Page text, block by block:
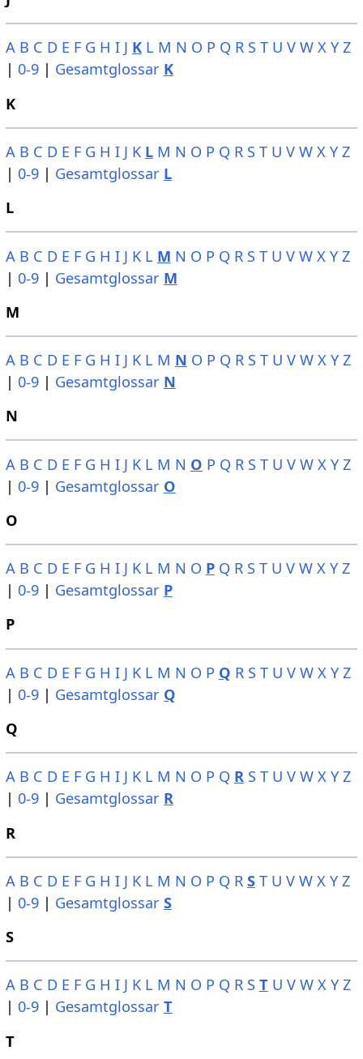
A B C D E F G H I J K L M N O P Q R S T U V W X Y Z
| 0-9| Gesamtglossar K
K
A B C D E F G H I J K L M N O P Q R S T U V W X Y Z
| 0-9| Gesamtglossar L
L
A B C D E F G H I J K L M N O P Q R S T U V W X Y Z
| 0-9| Gesamtglossar M
M
A B C D E F G H I J K L M N O P Q R S T U V W X Y Z
| 0-9| Gesamtglossar N
N
A B C D E F G H I J K L M N O P Q R S T U V W X Y Z
| 0-9| Gesamtglossar O
O
A B C D E F G H I J K L M N O P Q R S T U V W X Y Z
| 0-9| Gesamtglossar P
P
A B C D E F G H I J K L M N O P Q R S T U V W X Y Z
| 0-9| Gesamtglossar Q
Q
A B C D E F G H I J K L M N O P Q R S T U V W X Y Z
| 0-9| Gesamtglossar R
R
A B C D E F G H I J K L M N O P Q R S T U V W X Y Z
| 0-9| Gesamtglossar S
S
A B C D E F G H I J K L M N O P Q R S T U V W X Y Z
| 0-9| Gesamtglossar T
T